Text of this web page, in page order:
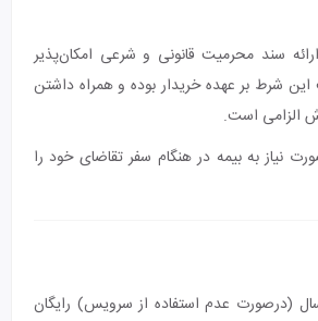
سند محرمیت قانونی و شرعی امکان‌پذیر
شرط بر عهده خریدار بوده و همراه داشتن
الزامی است.
نیاز به بیمه در هنگام سفر تقاضای خود را
کودک زیر 2 سال (درصورت عدم استفاده از سرویس) رایگان